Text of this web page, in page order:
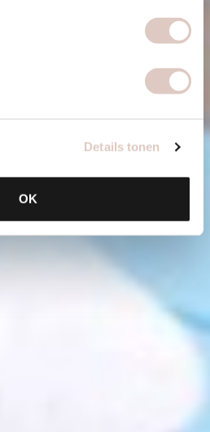
Details tonen
OK